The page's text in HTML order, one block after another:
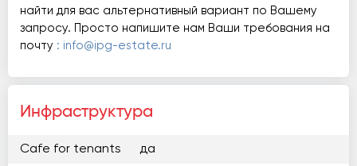
найти для вас альтернативный вариант по Вашему
запросу. Просто напишите нам Ваши требования на
почту : info@ipg-estate.ru
Инфраструктура
Cafe for tenants да